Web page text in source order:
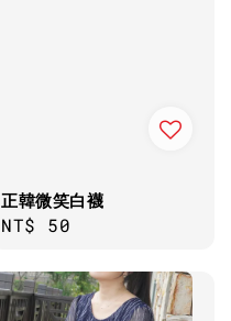
正韓微笑白襪
Regular
NT$ 50